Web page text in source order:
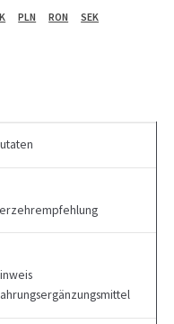
PLN RON SEK